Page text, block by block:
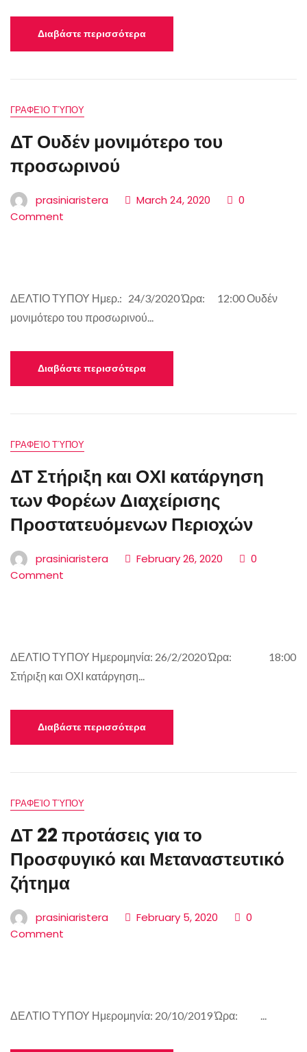
Διαβάστε περισσότερα
ΓΡΑΦΕΊΟ ΤΎΠΟΥ
ΔΤ Ουδέν μονιμότερο του
προσωρινού
prasiniaristera March 24, 2020
0
Comment
ΔΕΛΤΙΟ ΤΥΠΟΥ Ημερ.: 24/3/2020 Ώρα: 12:00 Ουδέν
μονιμότερο του προσωρινού...
Διαβάστε περισσότερα
ΓΡΑΦΕΊΟ ΤΎΠΟΥ
ΔΤ Στήριξη και ΟΧΙ κατάργηση
των Φορέων Διαχείρισης
Προστατευόμενων Περιοχών
prasiniaristera February 26, 2020
0
Comment
ΔΕΛΤΙΟ ΤΥΠΟΥ Ημερομηνία: 26/2/2020 Ώρα: 18:00
Στήριξη και ΟΧΙ κατάργηση...
Διαβάστε περισσότερα
ΓΡΑΦΕΊΟ ΤΎΠΟΥ
ΔΤ 22 προτάσεις για το
Προσφυγικό και Μεταναστευτικό
ζήτημα
prasiniaristera February 5, 2020
0
Comment
ΔΕΛΤΙΟ ΤΥΠΟΥ Ημερομηνία: 20/10/2019 Ώρα: ...